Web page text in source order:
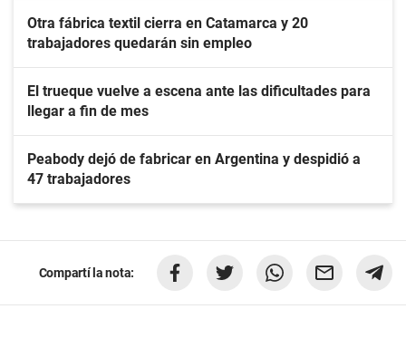
Otra fábrica textil cierra en Catamarca y 20
trabajadores quedarán sin empleo
El trueque vuelve a escena ante las dificultades para
llegar a fin de mes
Peabody dejó de fabricar en Argentina y despidió a
47 trabajadores
Compartí la nota: